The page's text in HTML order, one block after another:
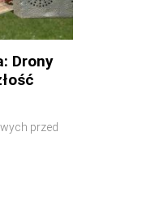
Drony
przed